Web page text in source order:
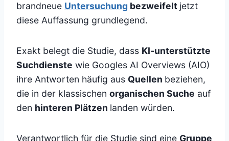
brandneue Untersuchung bezweifelt jetzt
diese Auffassung grundlegend.
Exakt belegt die Studie, dass KI-unterstützte
Suchdienste wie Googles AI Overviews (AIO)
ihre Antworten häufig aus Quellen beziehen,
die in der klassischen organischen Suche auf
den hinteren Plätzen landen würden.
Verantwortlich für die Studie sind eine Gruppe